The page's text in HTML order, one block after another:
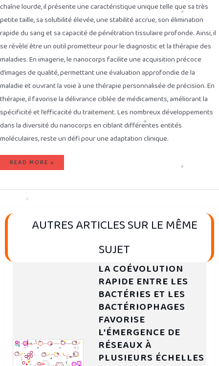
chaîne lourde, il présente une caractéristique unique telle que sa très
petite taille, sa solubilité élevée, une stabilité accrue, son élimination
rapide du sang et sa capacité de pénétration tissulaire profonde. Ainsi, il
se révèle être un outil prometteur pour le diagnostic et la thérapie des
maladies. En imagerie, le nanocorps facilite une acquisition précoce
d’images de qualité, permettant une évaluation approfondie de la
maladie et ouvrant la voie à une thérapie personnalisée de précision. En
thérapie, il favorise la délivrance ciblée de médicaments, améliorant la
spécificité et l’efficacité du traitement. Les nombreux développements
dans la diversité du nanocorps en ciblant différentes entités
moléculaires, reste un défi pour une adaptation clinique.
READ MORE »
AUTRES ARTICLES SUR LE MÊME
SUJET
LA COÉVOLUTION
RAPIDE ENTRE LES
BACTÉRIES ET LES
BACTÉRIOPHAGES
FAVORISE
L’ÉMERGENCE DE
RÉSEAUX À
PLUSIEURS ÉCHELLES